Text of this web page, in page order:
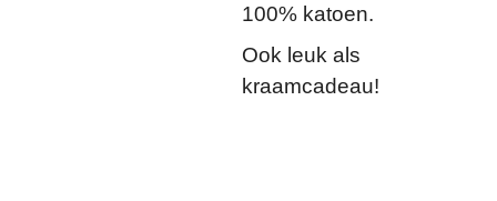
100% katoen.
Ook leuk als
kraamcadeau!